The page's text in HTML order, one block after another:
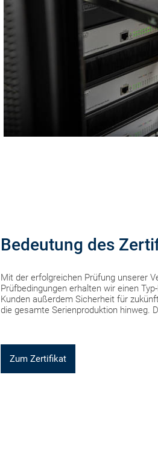
Bedeutung des
Mit der erfolgreichen Prüfung unserer
Prüfbedingungen erhalten wir einen
Kunden außerdem Sicherheit für
die gesamte Serienproduktion hinweg.
Zum Zertifikat